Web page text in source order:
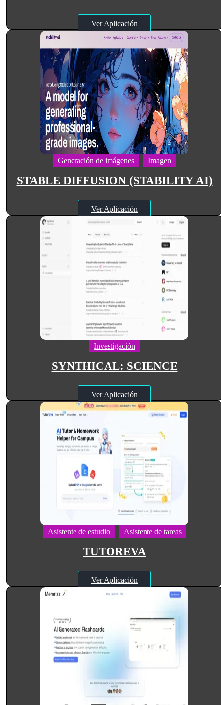
Ver Aplicación
Generación de imágenes Imagen
STABLE DIFFUSION (STABILITY AI)
Ver Aplicación
Investigación
SYNTHICAL: SCIENCE
Ver Aplicación
Asistente de estudio Asistente de tareas
TUTOREVA
Ver Aplicación